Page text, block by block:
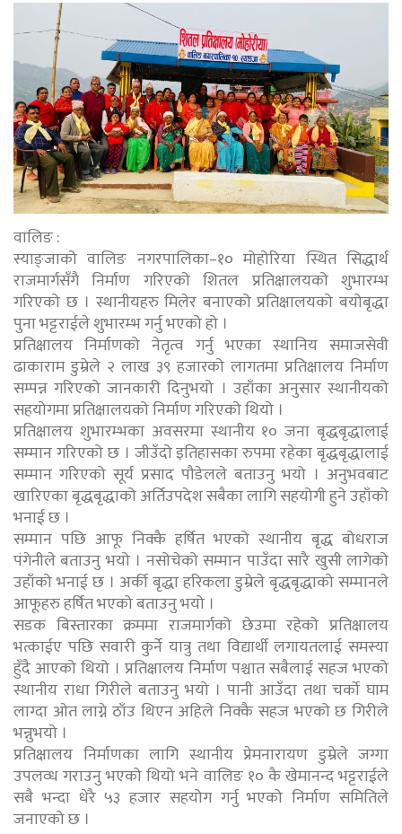
वालिङ :
स्याङ्जाको वालिङ नगरपालिका–१० मोहोरिया स्थित सिद्धार्थ
राजमार्गसँगै निर्माण गरिएको शितल प्रतिक्षालयको शुभारम्भ
गरिएको छ । स्थानीयहरु मिलेर बनाएको प्रतिक्षालयको बयोबृद्धा
पुना भट्टराईले शुभारम्भ गर्नु भएको हो ।
प्रतिक्षालय निर्माणको नेतृत्व गर्नु भएका स्थानिय समाजसेवी
ढाकाराम डुम्रेले २ लाख ३९ हजारको लागतमा प्रतिक्षालय निर्माण
सम्पन्न गरिएको जानकारी दिनुभयो । उहाँका अनुसार स्थानीयको
सहयोगमा प्रतिक्षालयको निर्माण गरिएको थियो ।
प्रतिक्षालय शुभारम्भका अवसरमा स्थानीय १० जना बृद्धबृद्धालाई
सम्मान गरिएको छ । जीउँदो इतिहासका रुपमा रहेका बृद्धबृद्धालाई
सम्मान गरिएको सूर्य प्रसाद पौडेलले बताउनु भयो । अनुभवबाट
खारिएका बृद्धबृद्धाको अर्तिउपदेश सबैका लागि सहयोगी हुने उहाँको
भनाई छ ।
सम्मान पछि आफू निक्कै हर्षित भएको स्थानीय बृद्ध बोधराज
पंगेनीले बताउनु भयो । नसोचेको सम्मान पाउँदा सारै खुसी लागेको
उहाँको भनाई छ । अर्की बृद्धा हरिकला डुम्रेले बृद्धबृद्धाको सम्मानले
आफूहरु हर्षित भएको बताउनु भयो ।
सडक बिस्तारका क्रममा राजमार्गको छेउमा रहेको प्रतिक्षालय
भत्काईए पछि सवारी कुर्ने यात्रु तथा विद्यार्थी लगायतलाई समस्या
हुँदै आएको थियो । प्रतिक्षालय निर्माण पश्चात सबैलाई सहज भएको
स्थानीय राधा गिरीले बताउनु भयो । पानी आउँदा तथा चर्काे घाम
लाग्दा ओत लाग्ने ठाँउ थिएन अहिले निक्कै सहज भएको छ गिरीले
भन्नुभयो ।
प्रतिक्षालय निर्माणका लागि स्थानीय प्रेमनारायण डुम्रेले जग्गा
उपलव्ध गराउनु भएको थियो भने वालिङ १० कै खेमानन्द भट्टराईले
सबै भन्दा धेरै ५३ हजार सहयोग गर्नु भएको निर्माण समितिले
जनाएको छ ।